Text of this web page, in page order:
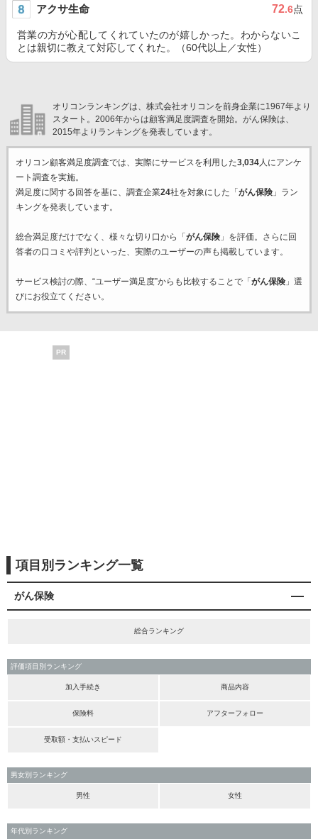
アクサ生命 72.6点
営業の方が心配してくれていたのが嬉しかった。わからないこ
とは親切に教えて対応してくれた。（60代以上／女性）
オリコンランキングは、株式会社オリコンを前身企業に1967年より
スタート。2006年からは顧客満足度調査を開始。がん保険は、
2015年よりランキングを発表しています。
オリコン顧客満足度調査では、実際にサービスを利用した3,034人にアンケ
ート調査を実施。
満足度に関する回答を基に、調査企業24社を対象にした「 がん保険」ラン
キングを発表しています。
総合満足度だけでなく、様々な切り口から「 がん保険」を評価。さらに回
答者の口コミや評判といった、実際のユーザーの声も掲載しています。
サービス検討の際、“ユーザー満足度”からも比較することで「 がん保険」選
びにお役立てください。
PR
項目別ランキング一覧
がん保険
総合ランキング
評価項目別ランキング
加入手続き 商品内容
保険料 アフターフォロー
受取額・支払いスピード
男女別ランキング
男性 女性
年代別ランキング